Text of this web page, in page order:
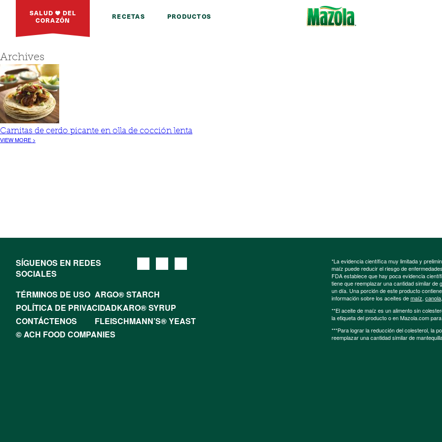
SALUD DEL
CORAZÓN RECETAS PRODUCTOS
Archives
Carnitas de cerdo picante en olla de cocción lenta
VIEW MORE >
SÍGUENOS EN REDES
SOCIALES
TÉRMINOS DE USO ARGO® STARCH
POLÍTICA DE PRIVACIDADKARO® SYRUP
CONTÁCTENOS
FLEISCHMANN’S® YEAST
© ACH FOOD COMPANIES
*La evidencia científica muy limitada y
maíz puede reducir el riesgo de
FDA establece que hay poca evidencia
tiene que reemplazar una cantidad similar
un día. Una porción de este producto
información sobre los aceites demaíz, canola,
**El aceite de maíz es un alimento sin
la etiqueta del producto o en Mazola.com
***Para lograr la reducción del colesterol, la
reemplazar una cantidad similar de